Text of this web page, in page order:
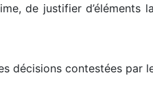
de justifier d’éléments
décisions contestées par